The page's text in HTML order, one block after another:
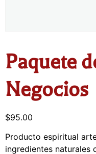
Paquete
Negocios
$95.00
Producto espiritual
ingredientes naturales